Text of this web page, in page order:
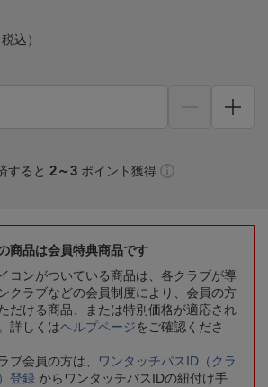
税込）
すると 2～3 ポイント獲得
商品は会員特典商品です
コンがついている商品は、各クラブが導
クラブなどの会員制度により、会員の方
だける商品、または特別価格が適応され
詳しくはヘルプページをご確認くださ
ブ会員の方は、
ワンタッチパスID（クラ
登録 からワンタッチパスIDの紐付け手